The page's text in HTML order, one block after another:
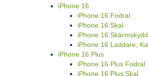
iPhone 16
iPhone 16 Fodral
iPhone 16 Skal
iPhone 16
iPhone 16 Laddare,
iPhone 16 Plus
iPhone 16 Plus Fodral
iPhone 16 Plus Skal